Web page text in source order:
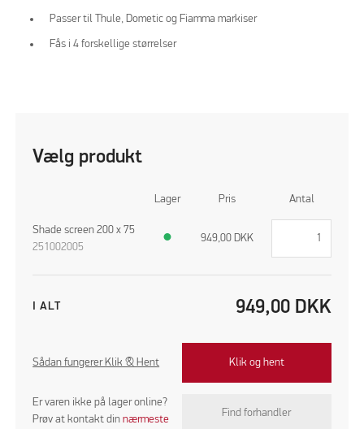
Passer til Thule, Dometic og Fiamma markiser
Fås i 4 forskellige størrelser
Vælg produkt
Lager Pris Antal
Shade screen 200 x 75
251002005
● 949,00 DKK
I ALT 949,00 DKK
Sådan fungerer Klik & Hent Klik og hent
Er varen ikke på lager online?
Prøv at kontakt dinnærmeste
Find forhandler